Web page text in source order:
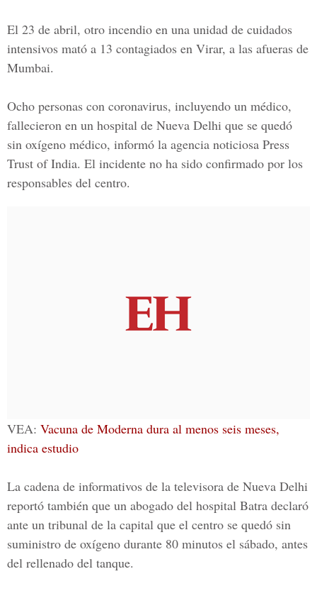
El 23 de abril, otro incendio en una unidad de cuidados
intensivos mató a 13 contagiados en Virar, a las afueras de
Mumbai.
Ocho personas con coronavirus, incluyendo un médico,
fallecieron en un hospital de Nueva Delhi que se quedó
sin oxígeno médico, informó la agencia noticiosa Press
Trust of India. El incidente no ha sido confirmado por los
responsables del centro.
VEA: Vacuna de Moderna dura al menos seis meses,
indica estudio
La cadena de informativos de la televisora de Nueva Delhi
reportó también que un abogado del hospital Batra declaró
ante un tribunal de la capital que el centro se quedó sin
suministro de oxígeno durante 80 minutos el sábado, antes
del rellenado del tanque.